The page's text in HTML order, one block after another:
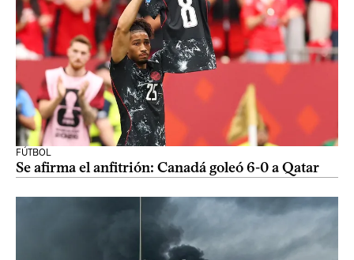
FÚTBOL
Se afirma el anfitrión: Canadá goleó 6-0 a Qatar